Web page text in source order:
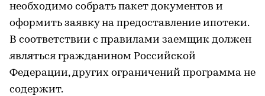
необходимо собрать пакет документов и
оформить заявку на предоставление ипотеки.
В соответствии с правилами заемщик должен
являться гражданином Российской
Федерации, других ограничений программа не
содержит.